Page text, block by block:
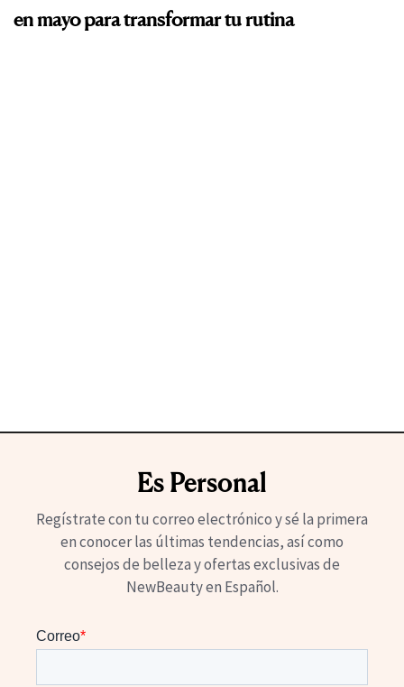
en mayo para transformar tu rutina
Es Personal
Regístrate con tu correo electrónico y sé la primera
en conocer las últimas tendencias, así como
consejos de belleza y ofertas exclusivas de
NewBeauty en Español.